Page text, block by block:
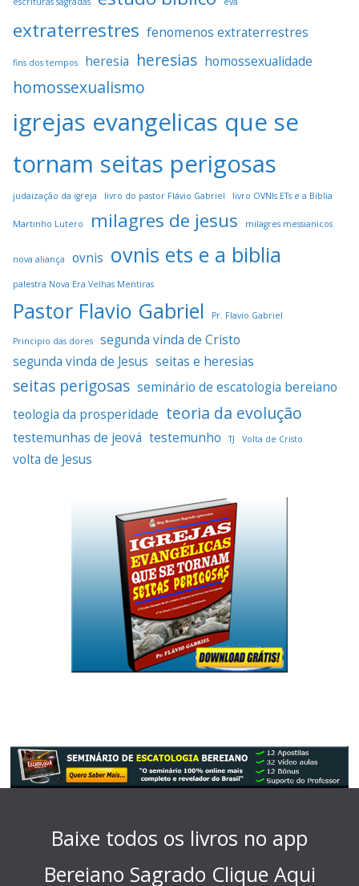
extraterrestres fenomenos extraterrestres
fins dos tempos heresia heresias homossexualidade
homossexualismo
igrejas evangelicas que se
tornam seitas perigosas
judaização da igreja livro do pastor Flávio Gabriel livro OVNIs ETs e a Bíblia
Martinho Lutero milagres de jesus milagres messianicos
nova aliança ovnis ovnis ets e a biblia
palestra Nova Era Velhas Mentiras
Pastor Flavio Gabriel Pr. Flavio Gabriel
Principio das dores
segunda vinda de Cristo
segunda vinda de Jesus seitas e heresias
seitas perigosas seminário de escatologia bereiano
teologia da prosperidade teoria da evolução
testemunhas de jeová testemunho TJ Volta de Cristo
volta de Jesus
Baixe todos os livros no app
Bereiano Sagrado Clique Aqui